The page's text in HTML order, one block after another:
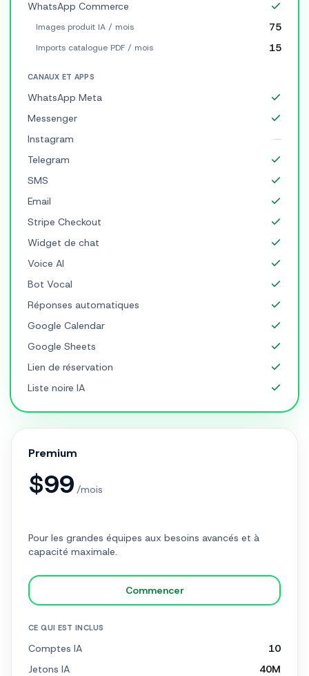
WhatsApp Commerce
Images produit IA / mois 75
Imports catalogue PDF / mois 15
CANAUX ET APPS
WhatsApp Meta
Messenger
Instagram
Telegram
SMS
Email
Stripe Checkout
Widget de chat
Voice AI
Bot Vocal
Réponses automatiques
Google Calendar
Google Sheets
Lien de réservation
Liste noire IA
Premium
$99 /mois
Pour les grandes équipes aux besoins avancés et à
capacité maximale.
Commencer
CE QUI EST INCLUS
Comptes IA
10
Jetons IA
40M